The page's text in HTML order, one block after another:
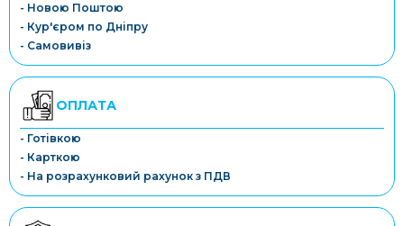
- Новою Поштою
- Кур'єром по Дніпру
- Самовивіз
ОПЛАТА
- Готівкою
- Карткою
- На розрахунковий рахунок з ПДВ